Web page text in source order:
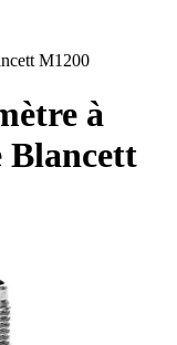
M1200
à
Blancett